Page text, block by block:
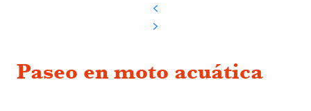
Paseo en moto acuática